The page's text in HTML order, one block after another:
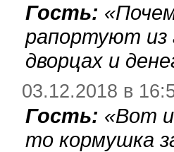
Гость: «
рапортуют из
дворцах и
03.12.2018 в
Гость: «Вот
то кормушка